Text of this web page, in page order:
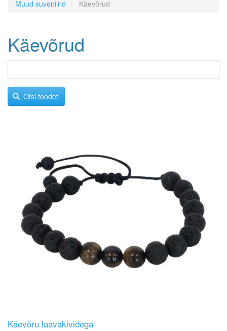
Muud suveniirid Käevõrud
Käevõrud
Otsi toodet
Käevõru laavakividega